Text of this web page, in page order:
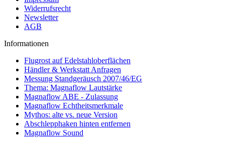
Widerrufsrecht
Newsletter
AGB
Informationen
Flugrost auf Edelstahloberflächen
Händler & Werkstatt Anfragen
Messung Standgeräusch 2007/46/EG
Thema: Magnaflow Lautstärke
Magnaflow ABE - Zulassung
Magnaflow Echtheitsmerkmale
Mythos: alte vs. neue Version
Abschlepphaken hinten entfernen
Magnaflow Sound